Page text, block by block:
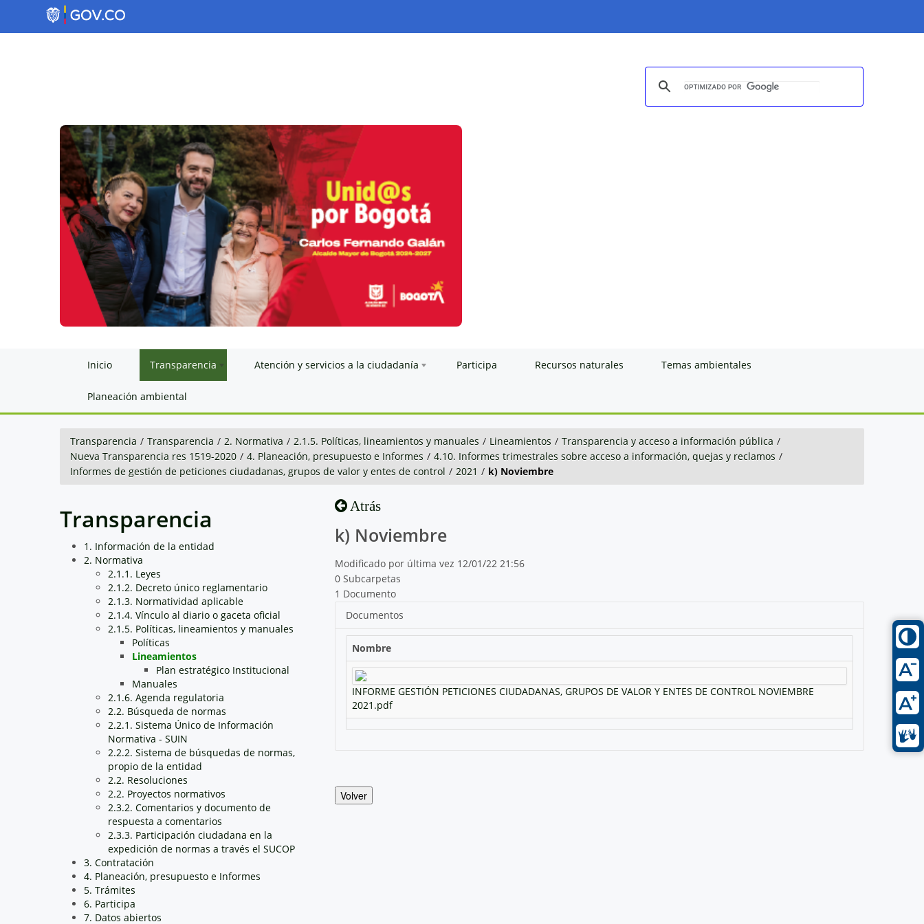
Inicio Transparencia Atención y servicios a la ciudadanía Participa Recursos naturales Temas ambientales
Planeación ambiental
Transparencia / Transparencia / 2. Normativa / 2.1.5. Políticas, lineamientos y manuales / Lineamientos / Transparencia y acceso a información pública /
Nueva Transparencia res 1519-2020 / 4. Planeación, presupuesto e Informes / 4.10. Informes trimestrales sobre acceso a información, quejas y reclamos /
Informes de gestión de peticiones ciudadanas, grupos de valor y entes de control / 2021 / k) Noviembre
Transparencia
1. Información de la entidad
2. Normativa
2.1.1. Leyes
2.1.2. Decreto único reglamentario
2.1.3. Normatividad aplicable
2.1.4. Vínculo al diario o gaceta oficial
2.1.5. Políticas, lineamientos y manuales
Políticas
Lineamientos
Plan estratégico Institucional
Manuales
2.1.6. Agenda regulatoria
2.2. Búsqueda de normas
2.2.1. Sistema Único de Información
Normativa - SUIN
2.2.2. Sistema de búsquedas de normas,
propio de la entidad
2.2. Resoluciones
2.2. Proyectos normativos
2.3.2. Comentarios y documento de
respuesta a comentarios
2.3.3. Participación ciudadana en la
expedición de normas a través el SUCOP
3. Contratación
4. Planeación, presupuesto e Informes
5. Trámites
6. Participa
7. Datos abiertos
Atrás
k) Noviembre
Modificado por última vez 12/01/22 21:56
0 Subcarpetas
1 Documento
Documentos
Nombre
INFORME GESTIÓN PETICIONES CIUDADANAS, GRUPOS DE VALOR Y ENTES DE CONTROL NOVIEMBRE
2021.pdf
Volver